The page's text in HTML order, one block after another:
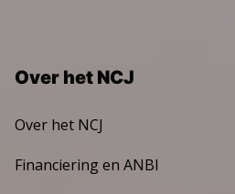
Over het NCJ
Over het NCJ
Financiering en ANBI